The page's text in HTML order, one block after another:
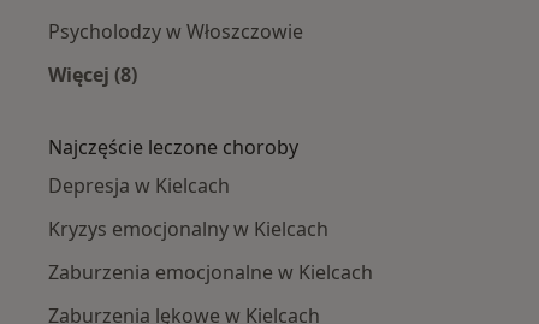
Psycholodzy w Włoszczowie
Więcej (8)
Najczęście leczone choroby
Depresja w Kielcach
Kryzys emocjonalny w Kielcach
Zaburzenia emocjonalne w Kielcach
Zaburzenia lękowe w Kielcach